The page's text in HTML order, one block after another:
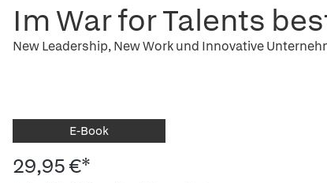
Im War for Talents
New Leadership, New Work und Innovative
E-Book
29,95 €*